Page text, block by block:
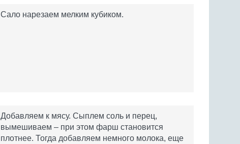
Сало нарезаем мелким кубиком.
Добавляем к мясу. Сыплем соль и перец,
вымешиваем – при этом фарш становится
плотнее. Тогда добавляем немного молока, еще